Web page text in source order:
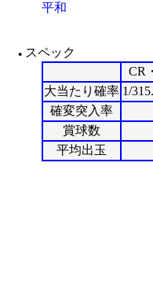
平和
● スペック
CR
大当たり確率 1/
確変突入率
賞球数
平均出玉